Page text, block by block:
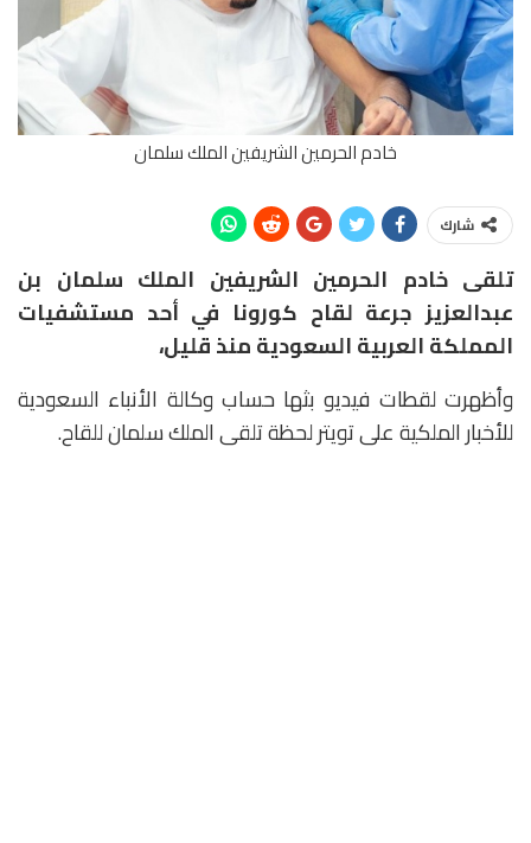
خادم الحرمين الشريفين الملك سلمان
شارك
تلقى خادم الحرمين الشريفين الملك سلمان بن
عبدالعزيز جرعة لقاح كورونا في أحد مستشفيات
المملكة العربية السعودية منذ قليل،
وأظهرت لقطات فيديو بثها حساب وكالة الأنباء السعودية
للأخبار الملكية على تويتر لحظة تلقى الملك سلمان للقاح.